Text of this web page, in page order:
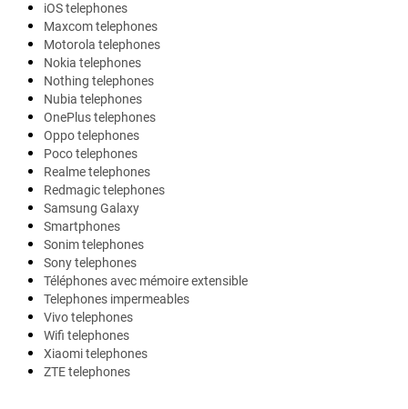
iOS telephones
Maxcom telephones
Motorola telephones
Nokia telephones
Nothing telephones
Nubia telephones
OnePlus telephones
Oppo telephones
Poco telephones
Realme telephones
Redmagic telephones
Samsung Galaxy
Smartphones
Sonim telephones
Sony telephones
Téléphones avec mémoire extensible
Telephones impermeables
Vivo telephones
Wifi telephones
Xiaomi telephones
ZTE telephones